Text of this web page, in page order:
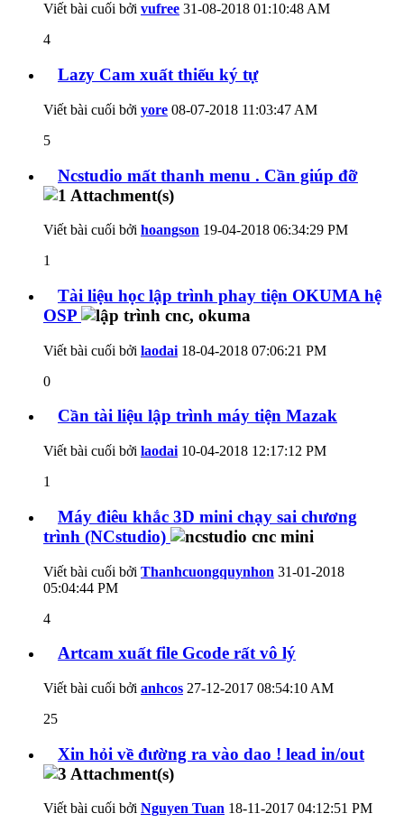
Viết bài cuối bởi vufree 31-08-2018 01:10:48 AM
4
Lazy Cam xuất thiếu ký tự
Viết bài cuối bởi yore 08-07-2018 11:03:47 AM
5
Ncstudio mất thanh menu . Cần giúp đỡ
Viết bài cuối bởi hoangson 19-04-2018 06:34:29 PM
1
Tài liệu học lập trình phay tiện OKUMA hệ
OSP
Viết bài cuối bởi laodai 18-04-2018 07:06:21 PM
0
Cần tài liệu lập trình máy tiện Mazak
Viết bài cuối bởi laodai 10-04-2018 12:17:12 PM
1
Máy điêu khắc 3D mini chạy sai chương
trình (NCstudio)
Viết bài cuối bởi Thanhcuongquynhon 31-01-2018
05:04:44 PM
4
Artcam xuất file Gcode rất vô lý
Viết bài cuối bởi anhcos 27-12-2017 08:54:10 AM
25
Xin hỏi về đường ra vào dao ! lead in/out
Viết bài cuối bởi Nguyen Tuan 18-11-2017 04:12:51 PM